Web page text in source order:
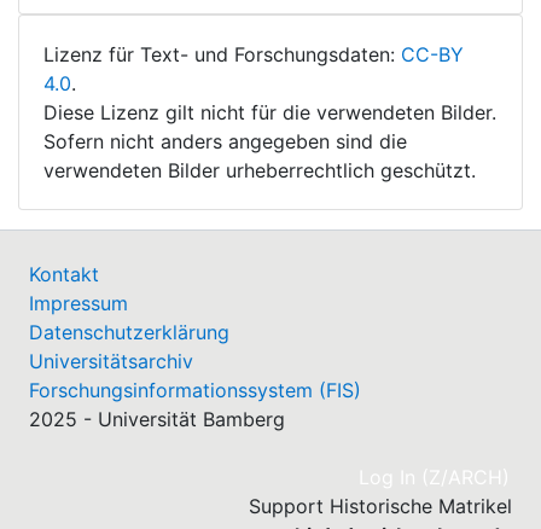
Lizenz für Text- und Forschungsdaten: CC-BY
4.0.
Diese Lizenz gilt nicht für die verwendeten Bilder.
Sofern nicht anders angegeben sind die
verwendeten Bilder urheberrechtlich geschützt.
Kontakt
Impressum
Datenschutzerklärung
Universitätsarchiv
Forschungsinformationssystem (FIS)
2025 - Universität Bamberg
Log In (Z/ARCH)
Support Historische Matrikel